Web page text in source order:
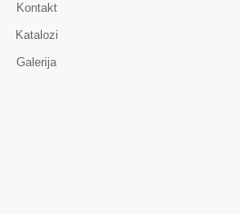
Kontakt
Katalozi
Galerija